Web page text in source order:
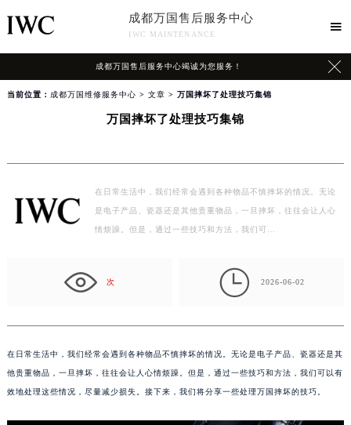
成都万国售后服务中心
IWC MAINTENANCE

成都万国售后服务中心竭诚为您服务！ 
当前位置： 成都万国维修服务中心 > 文章 > 万国摔坏了处理技巧集锦
万国摔坏了处理技巧集锦
在日常生活中，我们经常会遇到各种物品不慎摔坏的情况。无论
是电子产品、瓷器还是其他贵重物品，一旦摔坏，往往会让人心
情烦躁。但是，通过一些技巧和方法，我们可…
次  2026-06-02
在日常生活中，我们经常会遇到各种物品不慎摔坏的情况。无论是电子产品、瓷器还是其
他贵重物品，一旦摔坏，往往会让人心情烦躁。但是，通过一些技巧和方法，我们可以有
效地处理这些情况，尽量减少损失。接下来，我们将分享一些处理万国摔坏的技巧。